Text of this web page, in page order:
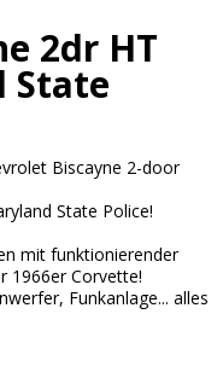
2dr HT
State
Biscayne 2-door
State Police!
mit funktionierender
1966er Corvette!
Funkanlage... alles